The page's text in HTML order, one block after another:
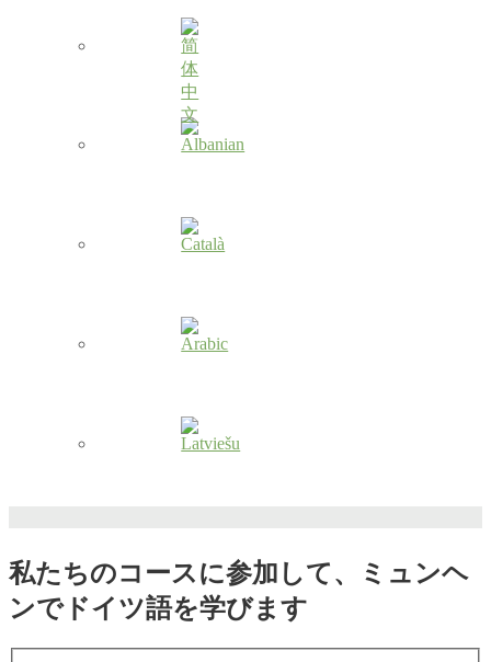
私たちのコースに参加して、ミュンヘ
ンでドイツ語を学びます